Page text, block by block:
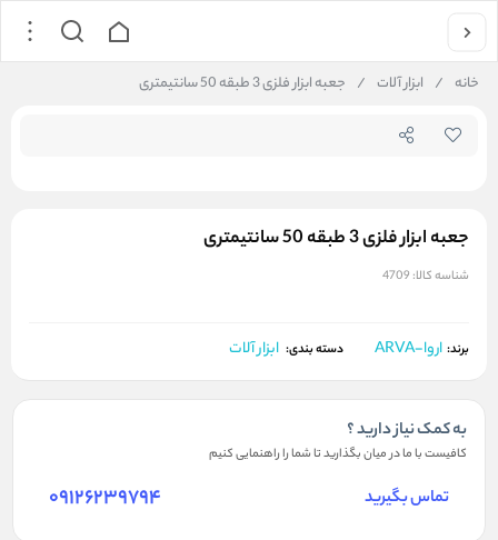
خانه / ابزار آلات / جعبه ابزار فلزی 3 طبقه 50 سانتیمتری
جعبه ابزار فلزی 3 طبقه 50 سانتیمتری
شناسه کالا: 4709
برند: اروا-ARVA دسته بندی: ابزار آلات
به کمک نیاز دارید ؟
کافیست با ما در میان بگذارید تا شما را راهنمایی کنیم
تماس بگیرید 09126239794